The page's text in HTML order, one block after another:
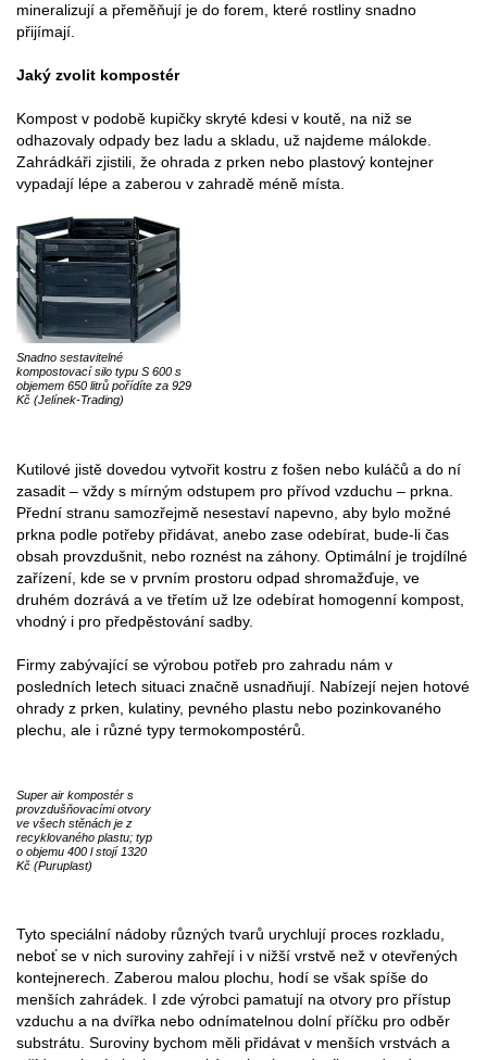
mineralizují a přeměňují je do forem, které rostliny snadno
přijímají.
Jaký zvolit kompostér
Kompost v podobě kupičky skryté kdesi v koutě, na niž se
odhazovaly odpady bez ladu a skladu, už najdeme málokde.
Zahrádkáři zjistili, že ohrada z prken nebo plastový kontejner
vypadají lépe a zaberou v zahradě méně místa.
Snadno sestavitelné
kompostovací silo typu S 600 s
objemem 650 litrů pořídíte za 929
Kč (Jelínek-Trading)
Kutilové jistě dovedou vytvořit kostru z fošen nebo kuláčů a do ní
zasadit – vždy s mírným odstupem pro přívod vzduchu – prkna.
Přední stranu samozřejmě nesestaví napevno, aby bylo možné
prkna podle potřeby přidávat, anebo zase odebírat, bude-li čas
obsah provzdušnit, nebo roznést na záhony. Optimální je trojdílné
zařízení, kde se v prvním prostoru odpad shromažďuje, ve
druhém dozrává a ve třetím už lze odebírat homogenní kompost,
vhodný i pro předpěstování sadby.
Firmy zabývající se výrobou potřeb pro zahradu nám v
posledních letech situaci značně usnadňují. Nabízejí nejen hotové
ohrady z prken, kulatiny, pevného plastu nebo pozinkovaného
plechu, ale i různé typy termokompostérů.
Super air kompostér s
provzdušňovacími otvory
ve všech stěnách je z
recyklovaného plastu; typ
o objemu 400 l stojí 1320
Kč (Puruplast)
Tyto speciální nádoby různých tvarů urychlují proces rozkladu,
neboť se v nich suroviny zahřejí i v nižší vrstvě než v otevřených
kontejnerech. Zaberou malou plochu, hodí se však spíše do
menších zahrádek. I zde výrobci pamatují na otvory pro přístup
vzduchu a na dvířka nebo odnímatelnou dolní příčku pro odběr
substrátu. Suroviny bychom měli přidávat v menších vrstvách a